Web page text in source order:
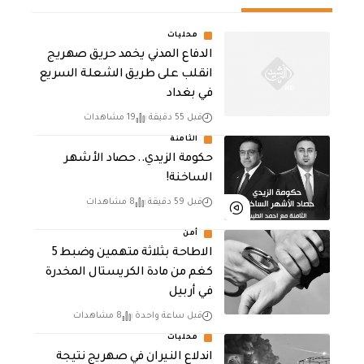
محليات
الدفاع المدني يخمد حريق صهريج
انقلب على طريق الشعلة السريع
في بغداد
قبل 55 دقيقة 19 مشاهدات
الثامنة
حكومة الزيدي.. حصاد الأشهر
الساخنة!
قبل 59 دقيقة 8 مشاهدات
أمن
الاطاحة بثلاثة متهمين وضبط 5
كغم من مادة الكريستال المخدرة ​
في أربيل
قبل ساعة واحدة 8 مشاهدات
محليات
اندلاع النيران في صهريج نتيجة